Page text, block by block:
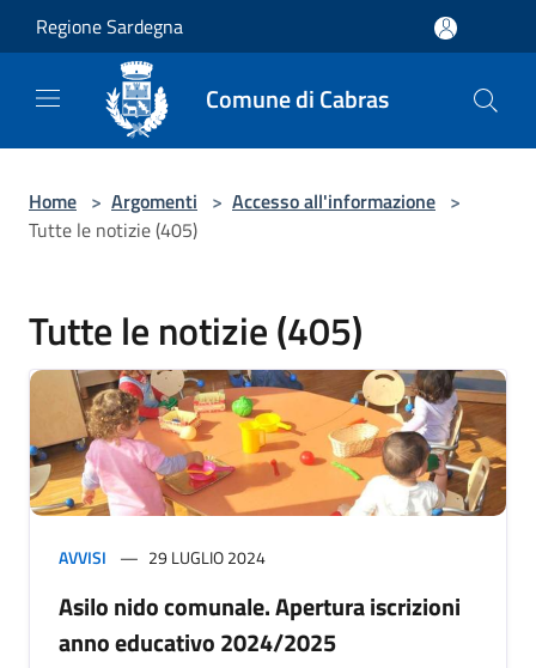
Salta al contenuto principale
Regione Sardegna
Comune di Cabras
Home > Argomenti > Accesso all'informazione >
Tutte le notizie (405)
Tutte le notizie (405)
AVVISI 29 LUGLIO 2024
Asilo nido comunale. Apertura iscrizioni
anno educativo 2024/2025